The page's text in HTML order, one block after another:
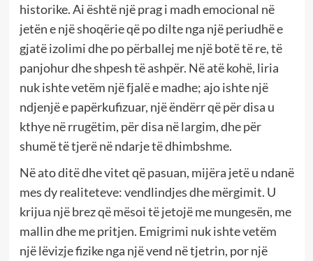
historike. Ai është një prag i madh emocional në
jetën e një shoqërie që po dilte nga një periudhë e
gjatë izolimi dhe po përballej me një botë të re, të
panjohur dhe shpesh të ashpër. Në atë kohë, liria
nuk ishte vetëm një fjalë e madhe; ajo ishte një
ndjenjë e papërkufizuar, një ëndërr që për disa u
kthye në rrugëtim, për disa në largim, dhe për
shumë të tjerë në ndarje të dhimbshme.
Në ato ditë dhe vitet që pasuan, mijëra jetë u ndanë
mes dy realiteteve: vendlindjes dhe mërgimit. U
krijua një brez që mësoi të jetojë me mungesën, me
mallin dhe me pritjen. Emigrimi nuk ishte vetëm
një lëvizje fizike nga një vend në tjetrin, por një